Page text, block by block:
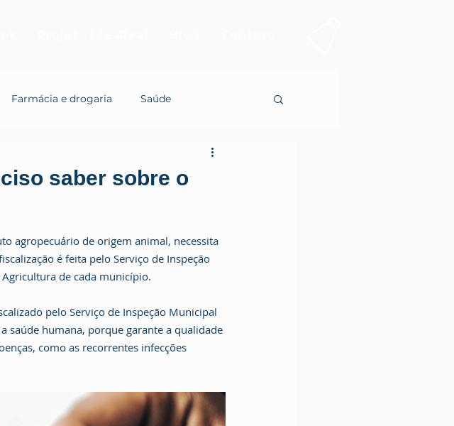
Farmácia e drogaria Saúde
saber sobre o
agropecuário de origem animal, necessita
é feita pelo Serviço de Inspeção
de cada município.
pelo Serviço de Inspeção Municipal
saúde humana, porque garante a qualidade
como as recorrentes infecções